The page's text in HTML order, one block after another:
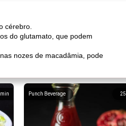
cérebro.
do glutamato, que podem
nozes de macadâmia, pode
min 25
Punch Beverage